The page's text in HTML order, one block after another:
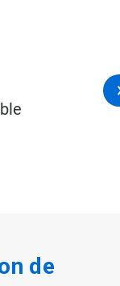
de